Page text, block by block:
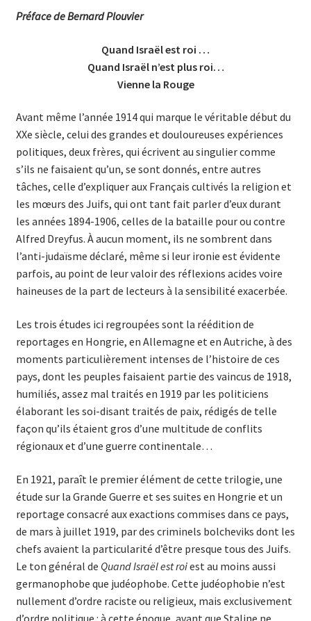
Préface de Bernard Plouvier
Quand Israël est roi …
Quand Israël n’est plus roi…
Vienne la Rouge
Avant même l’année 1914 qui marque le véritable début du
XXe siècle, celui des grandes et douloureuses expériences
politiques, deux frères, qui écrivent au singulier comme
s’ils ne faisaient qu’un, se sont donnés, entre autres
tâches, celle d’expliquer aux Français cultivés la religion et
les mœurs des Juifs, qui ont tant fait parler d’eux durant
les années 1894-1906, celles de la bataille pour ou contre
Alfred Dreyfus. À aucun moment, ils ne sombrent dans
l’anti-judaïsme déclaré, même si leur ironie est évidente
parfois, au point de leur valoir des réflexions acides voire
haineuses de la part de lecteurs à la sensibilité exacerbée.
Les trois études ici regroupées sont la réédition de
reportages en Hongrie, en Allemagne et en Autriche, à des
moments particulièrement intenses de l’histoire de ces
pays, dont les peuples faisaient partie des vaincus de 1918,
humiliés, assez mal traités en 1919 par les politiciens
élaborant les soi-disant traités de paix, rédigés de telle
façon qu’ils étaient gros d’une multitude de conflits
régionaux et d’une guerre continentale…
En 1921, paraît le premier élément de cette trilogie, une
étude sur la Grande Guerre et ses suites en Hongrie et un
reportage consacré aux exactions commises dans ce pays,
de mars à juillet 1919, par des criminels bolcheviks dont les
chefs avaient la particularité d’être presque tous des Juifs.
Le ton général de Quand Israël est roiest au moins aussi
germanophobe que judéophobe. Cette judéophobie n’est
nullement d’ordre raciste ou religieux, mais exclusivement
d’ordre politique : à cette époque, avant que Staline ne